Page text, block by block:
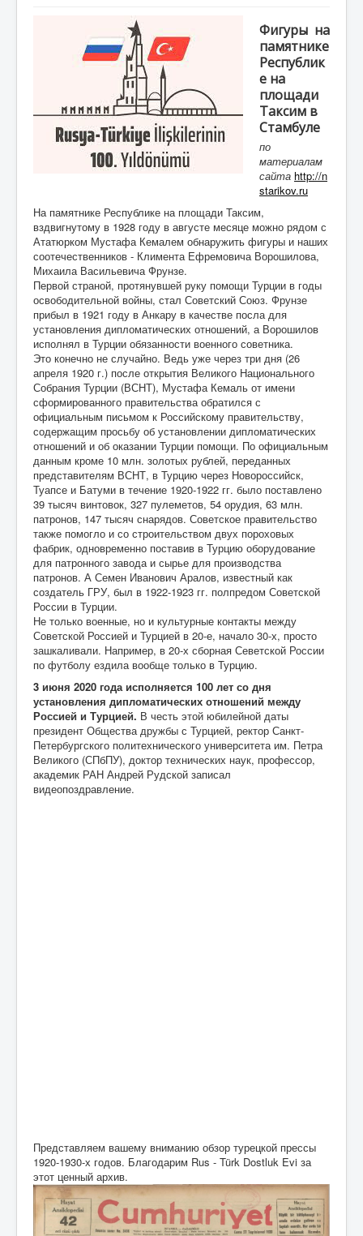
Фигуры на
памятнике
Республик
е на
площади
Таксим в
Стамбуле
по
материалам
сайта http://n
starikov.ru
На памятнике Республике на площади Таксим,
вздвигнутому в 1928 году в августе месяце можно рядом с
Ататюрком Мустафа Кемалем обнаружить фигуры и наших
соотечественников - Климента Ефремовича Ворошилова,
Михаила Васильевича Фрунзе.
Первой страной, протянувшей руку помощи Турции в годы
освободительной войны, стал Советский Союз. Фрунзе
прибыл в 1921 году в Анкару в качестве посла для
установления дипломатических отношений, а Ворошилов
исполнял в Турции обязанности военного советника.
Это конечно не случайно. Ведь уже через три дня (26
апреля 1920 г.) после открытия Великого Национального
Собрания Турции (ВСНТ), Мустафа Кемаль от имени
сформированного правительства обратился с
официальным письмом к Российскому правительству,
содержащим просьбу об установлении дипломатических
отношений и об оказании Турции помощи. По официальным
данным кроме 10 млн. золотых рублей, переданных
представителям ВСНТ, в Турцию через Новороссийск,
Туапсе и Батуми в течение 1920-1922 гг. было поставлено
39 тысяч винтовок, 327 пулеметов, 54 орудия, 63 млн.
патронов, 147 тысяч снарядов. Советское правительство
также помогло и со строительством двух пороховых
фабрик, одновременно поставив в Турцию оборудование
для патронного завода и сырье для производства
патронов. А Семен Иванович Аралов, известный как
создатель ГРУ, был в 1922-1923 гг. полпредом Советской
России в Турции.
Не только военные, но и культурные контакты между
Советской Россией и Турцией в 20-е, начало 30-х, просто
зашкаливали. Например, в 20-х сборная Севетской России
по футболу ездила вообще только в Турцию.
3 июня 2020 года исполняется 100 лет со дня
установления дипломатических отношений между
Россией и Турцией. В честь этой юбилейной даты
президент Общества дружбы с Турцией, ректор Санкт-
Петербургского политехнического университета им. Петра
Великого (СПбПУ), доктор технических наук, профессор,
академик РАН Андрей Рудской записал
видеопоздравление.
Представляем вашему вниманию обзор турецкой прессы
1920-1930-х годов. Благодарим Rus - Türk Dostluk Evi за
этот ценный архив.